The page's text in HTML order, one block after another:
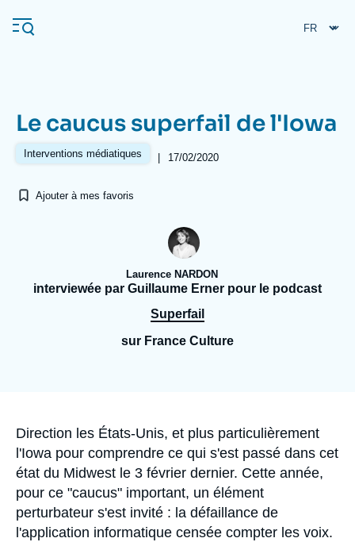
au
contenu
Navigation
principale
Événements
L'Ifri en bref
Recherches fréquentes
Proche-Orient
Le caucus superfail de l'Iowa
Interventions médiatiques | 17/02/2020
Ajouter à mes favoris
Laurence NARDON
interviewée par Guillaume Erner pour le podcast
Superfail
sur France Culture
Accroche
Direction les États-Unis, et plus particulièrement
l'Iowa pour comprendre ce qui s'est passé dans cet
état du Midwest le 3 février dernier. Cette année,
pour ce "caucus" important, un élément
perturbateur s'est invité : la défaillance de
l'application informatique censée compter les voix.